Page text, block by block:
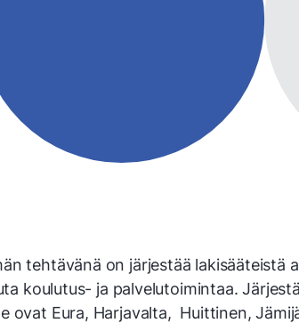
tehtävänä on järjestää lakisääteistä
koulutus- ja palvelu­toimintaa.
ovat Eura, Harjavalta, Huittinen,